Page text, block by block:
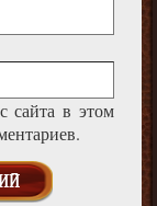
сайта в этом